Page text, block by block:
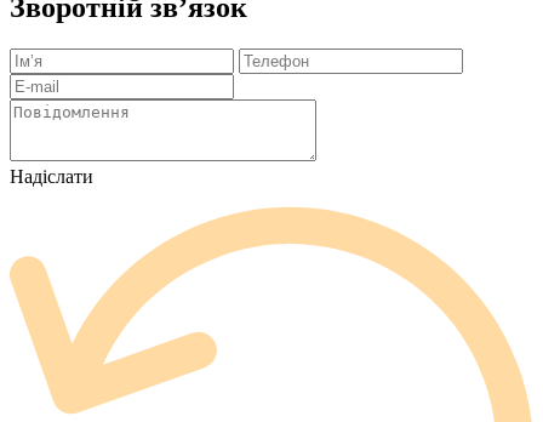
Зворотній зв’язок
Надіслати